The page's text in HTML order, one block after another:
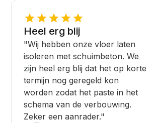
Heel erg blij
"Wij hebben onze vloer laten
isoleren met schuimbeton. We
zijn heel erg blij dat het op korte
termijn nog geregeld kon
worden zodat het paste in het
schema van de verbouwing.
Zeker een aanrader."